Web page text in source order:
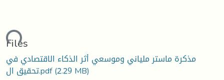
Files
مذكرة ماستر ملياني وموسعي أثر الذكاء الاقتصادي في
تحقيق ال.pdf(2.29 MB)